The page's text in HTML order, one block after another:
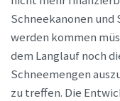
Schneekanonen
werden kommen
dem Langlauf noch
Schneemengen
zu treffen. Die